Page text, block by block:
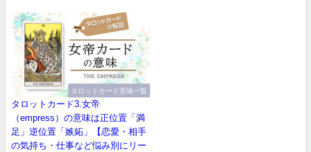
タロットカード意味一覧
タロットカード3.女帝
（empress）の意味は正位置「満
足」逆位置「嫉妬」【恋愛・相手
の気持ち・仕事など悩み別にリー